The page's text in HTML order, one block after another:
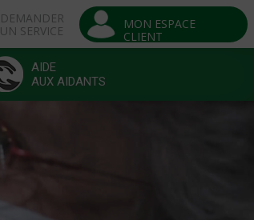
DEMANDER
UN SERVICE
MON ESPACE
CLIENT
AIDE
AUX AIDANTS